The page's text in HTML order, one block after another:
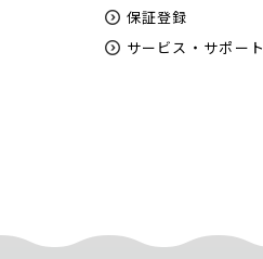
保証登録
サービス・サポート